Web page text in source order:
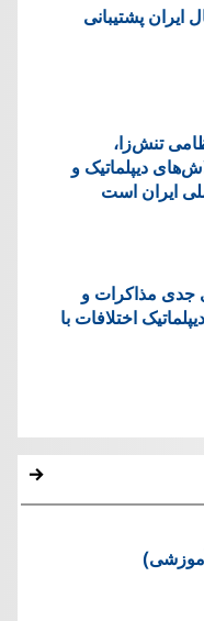
ایران پشتیبانی
تنش‌زا،
دیپلماتیک و
ایران است
جدی مذاکرات و
اختلافات با